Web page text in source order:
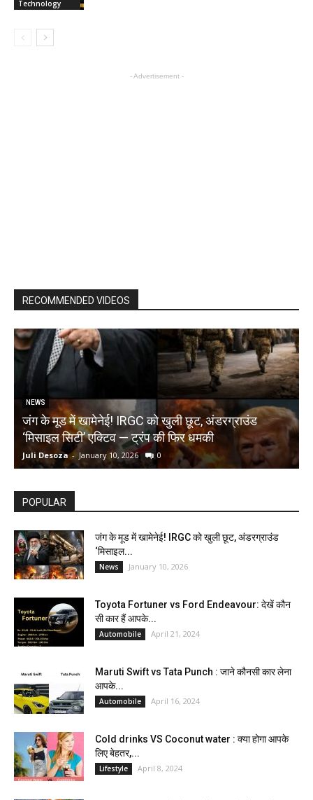
Technology
- Advertisement -
RECOMMENDED VIDEOS
NEWS
जंग के मूड में खामेनेई! IRGC को खुली छूट, अंडरग्राउंड
‘मिसाइल सिटी’ एक्टिव — ट्रंप की फिर धमकी
Juli Desoza - January 10, 2026 0
POPULAR
जंग के मूड में खामेनेई! IRGC को खुली छूट, अंडरग्राउंड
‘मिसाइल...
News January 10, 2026
Toyota Fortuner vs Ford Endeavour: देखें कौन
सी कार हैं आपके...
Automobile April 21, 2024
Maruti Swift vs Tata Punch : जाने कौनसी कार लेना
आपके...
Automobile April 16, 2024
Cold drinks VS Coconut water : क्या होगा आपके
लिए बेहतर,...
Lifestyle April 8, 2024